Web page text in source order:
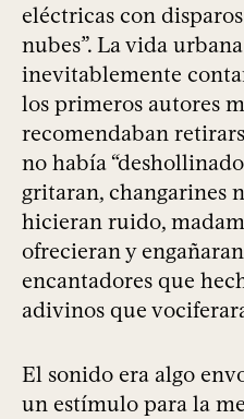
eléctricas con
nubes”. La vida
inevitablemente
los primeros autores
recomendaban
no había
gritaran, changarines
hicieran ruido,
ofrecieran y
encantadores que
adivinos que
El sonido era algo
un estímulo para la